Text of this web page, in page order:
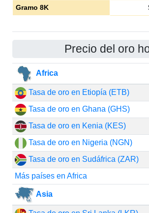
Gramo 8K
Precio del oro
Africa
Tasa de oro en Etiopía (ETB)
Tasa de oro en Ghana (GHS)
Tasa de oro en Kenia (KES)
Tasa de oro en Nigeria (NGN)
Tasa de oro en Sudáfrica (ZAR)
Más países en Africa
Asia